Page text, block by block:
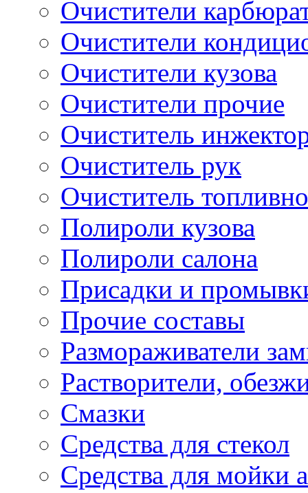
Очистители
Очистители
Очистители кузова
Очистители прочие
Очиститель
Очиститель рук
Очиститель
Полироли кузова
Полироли салона
Присадки и
Прочие составы
Размораживатели
Растворители,
Смазки
Средства для стекол
Средства для мойки